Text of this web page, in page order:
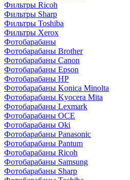
Фильтры Ricoh
Фильтры Sharp
Фильтры Toshiba
Фильтры Xerox
Фотобарабаны
Фотобарабаны Brother
Фотобарабаны Canon
Фотобарабаны Epson
Фотобарабаны HP
Фотобарабаны Konica Minolta
Фотобарабаны Kyocera Mita
Фотобарабаны Lexmark
Фотобарабаны OCE
Фотобарабаны Oki
Фотобарабаны Panasonic
Фотобарабаны Pantum
Фотобарабаны Ricoh
Фотобарабаны Samsung
Фотобарабаны Sharp